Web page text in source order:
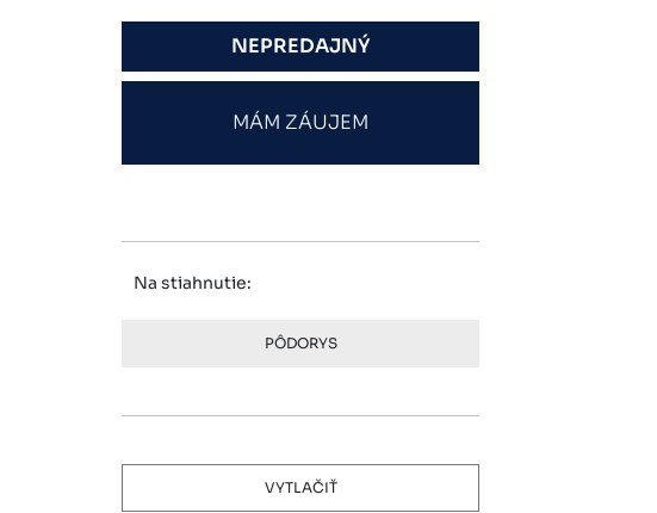
NEPREDAJNÝ
MÁM ZÁUJEM
Na stiahnutie:
PÔDORYS
VYTLAČIŤ